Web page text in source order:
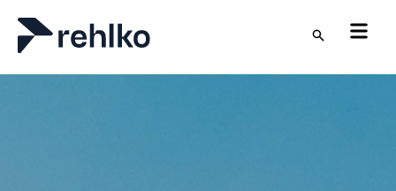
Skip to main content